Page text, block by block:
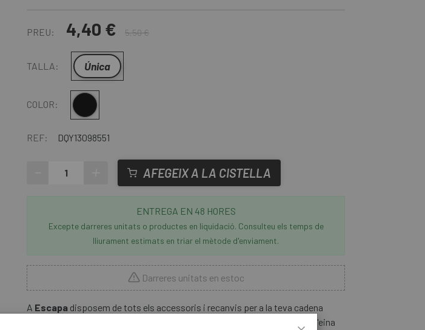
PREU: 4,40 € 5,50 €
TALLA: Única
COLOR: Multi
REF: DQY13098551
AFEGEIX A LA CISTELLA
ENTREGA EN 48 HORES
Excepte darreres unitats o productes en liquidació. Consulteu els temps de
lliurament estimats en triar el mètode d'enviament.
Darreres unitats en estoc
A Escapa disposem de tots els accessoris i recanvis per a la teva cadena
per utilitzar amb l'eina